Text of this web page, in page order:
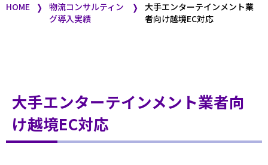
HOME ❭ 物流コンサルティン
グ導入実績
❭
大手エンターテインメント業
者向け越境EC対応
大手エンターテインメント業者向
け越境EC対応